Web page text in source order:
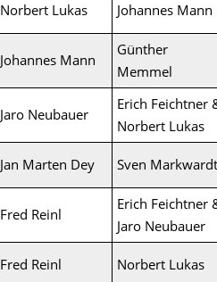
Norbert Lukas Johannes Mann
Johannes Mann
Günther
Memmel
Jaro Neubauer
Erich Feichtner
Norbert Lukas
Jan Marten Dey Sven Markwardt
Fred Reinl
Erich Feichtner
Jaro Neubauer
Fred Reinl Norbert Lukas